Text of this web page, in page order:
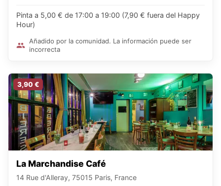
Pinta a 5,00 € de 17:00 a 19:00 (7,90 € fuera del Happy
Hour)
Añadido por la comunidad. La información puede ser
incorrecta
3,90 €
La Marchandise Café
14 Rue d'Alleray, 75015 Paris, France